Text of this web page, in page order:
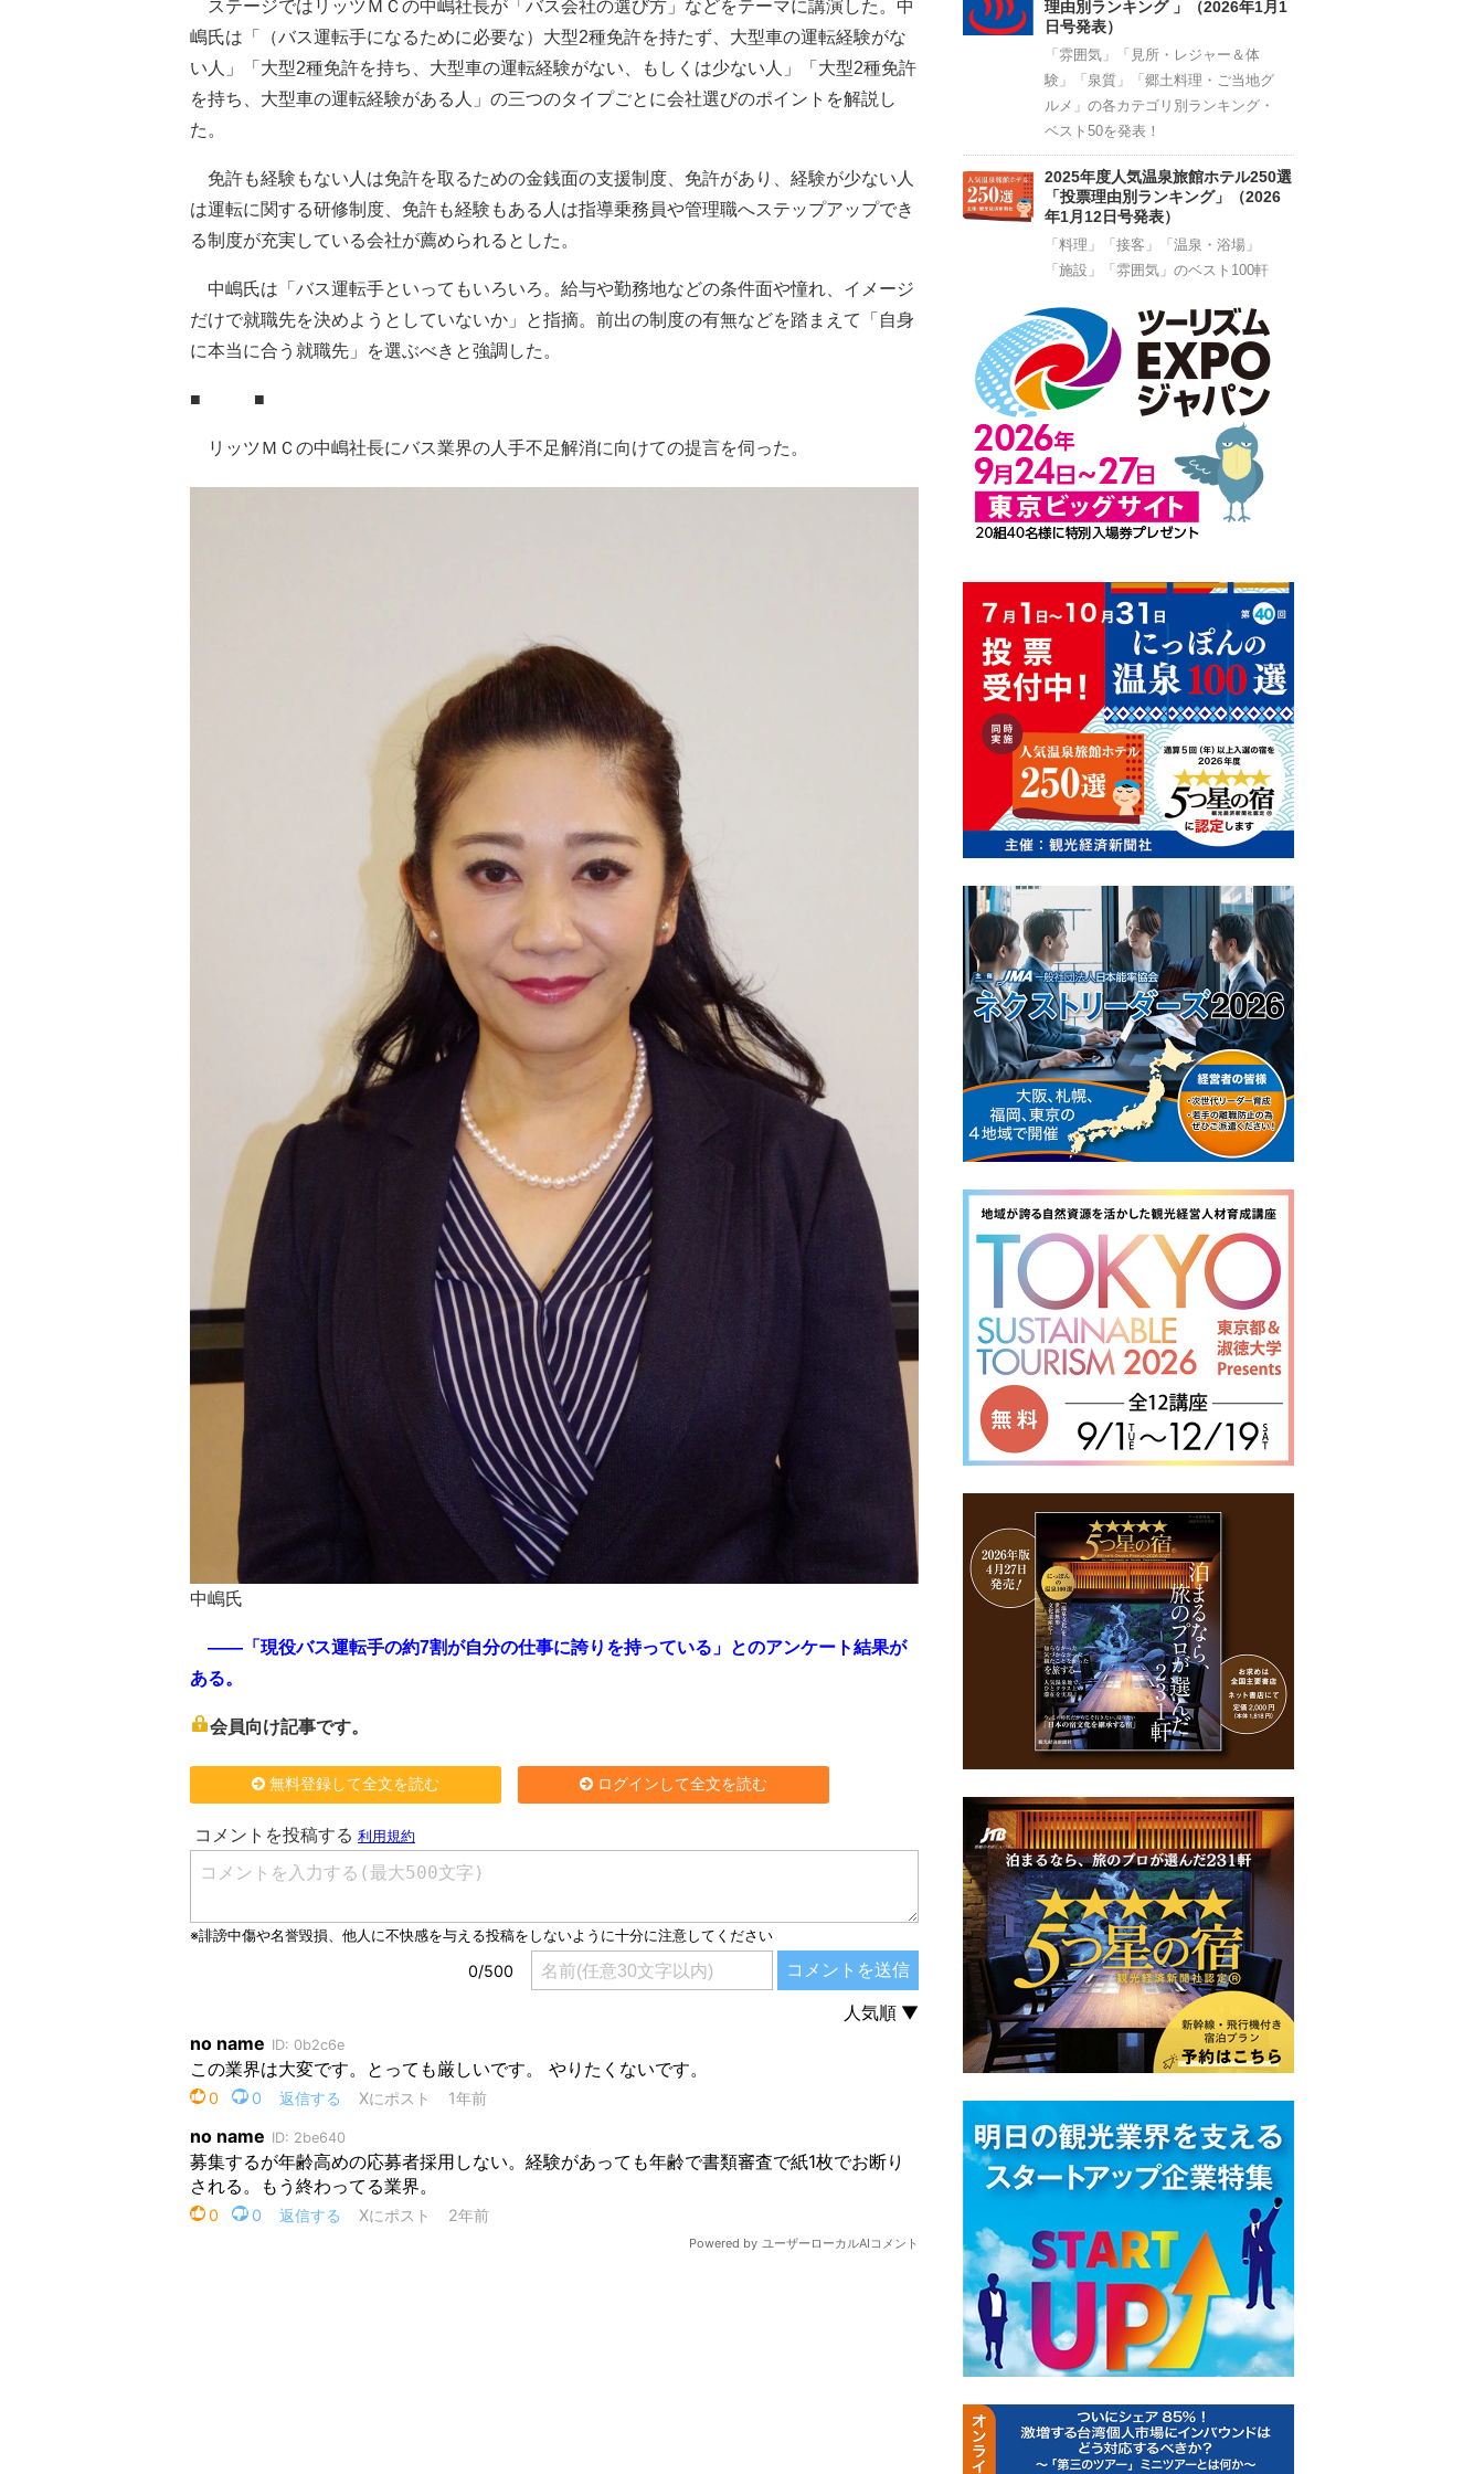
ステージではリッツＭＣの中嶋社長が「バス会社の選び方」などをテーマに講演した。中
嶋氏は「（バス運転手になるために必要な）大型2種免許を持たず、大型車の運転経験がな
い人」「大型2種免許を持ち、大型車の運転経験がない、もしくは少ない人」「大型2種免許
を持ち、大型車の運転経験がある人」の三つのタイプごとに会社選びのポイントを解説し
た。
免許も経験もない人は免許を取るための金銭面の支援制度、免許があり、経験が少ない人
は運転に関する研修制度、免許も経験もある人は指導乗務員や管理職へステップアップでき
る制度が充実している会社が薦められるとした。
中嶋氏は「バス運転手といってもいろいろ。給与や勤務地などの条件面や憧れ、イメージ
だけで就職先を決めようとしていないか」と指摘。前出の制度の有無などを踏まえて「自身
に本当に合う就職先」を選ぶべきと強調した。
■ ■
リッツＭＣの中嶋社長にバス業界の人手不足解消に向けての提言を伺った。
中嶋氏
――「現役バス運転手の約7割が自分の仕事に誇りを持っている」とのアンケート結果が
ある。
会員向け記事です。
無料登録して全文を読む ログインして全文を読む
理由別ランキング 」（2026年1月1
日号発表）
「雰囲気」「見所・レジャー＆体
験」「泉質」「郷土料理・ご当地グ
ルメ」の各カテゴリ別ランキング・
ベスト50を発表！
2025年度人気温泉旅館ホテル250選
「投票理由別ランキング」（2026
年1月12日号発表）
「料理」「接客」「温泉・浴場」
「施設」「雰囲気」のベスト100軒